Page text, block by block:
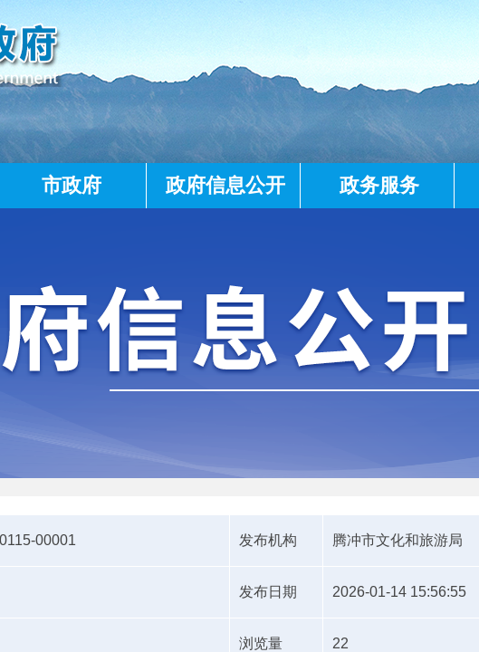
市政府 政府信息公开 政务服务
00001 发布机构 腾冲市文化和旅游局
发布日期 2026-01-14 15:56:55
浏览量 22